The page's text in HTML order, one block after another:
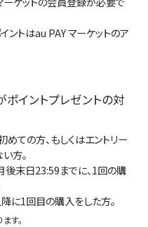
イントプレゼントの対
方。
降に1回目の購入をした方。
す。